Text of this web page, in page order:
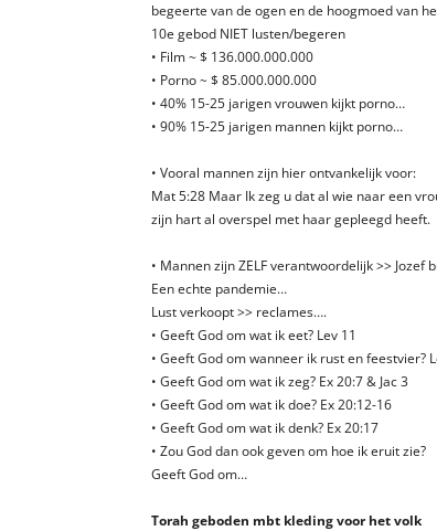
begeerte van de ogen en de hoogmoed van
10e gebod NIET lusten/begeren
• Film ~ $ 136.000.000.000
• Porno ~ $ 85.000.000.000
• 40% 15-25 jarigen vrouwen kijkt porno…
• 90% 15-25 jarigen mannen kijkt porno…
• Vooral mannen zijn hier ontvankelijk voor:
Mat 5:28 Maar Ik zeg u dat al wie naar een
zijn hart al overspel met haar gepleegd heeft.
• Mannen zijn ZELF verantwoordelijk >> Jozef
Een echte pandemie…
Lust verkoopt >> reclames….
• Geeft God om wat ik eet? Lev 11
• Geeft God om wanneer ik rust en feestvier?
• Geeft God om wat ik zeg? Ex 20:7 & Jac 3
• Geeft God om wat ik doe? Ex 20:12-16
• Geeft God om wat ik denk? Ex 20:17
• Zou God dan ook geven om hoe ik eruit zie?
Geeft God om…
Torah geboden mbt kleding voor het volk